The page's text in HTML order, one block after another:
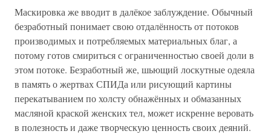
Маскировка же вводит в далёкое заблуждение. Обычный
безработный понимает свою отдалённость от потоков
производимых и потребляемых материальных благ, а
потому готов смириться с ограниченностью своей доли в
этом потоке. Безработный же, шьющий лоскутные одеяла
в память о жертвах СПИДа или рисующий картины
перекатыванием по холсту обнажённых и обмазанных
масляной краской женских тел, может искренне веровать
в полезность и даже творческую ценность своих деяний.